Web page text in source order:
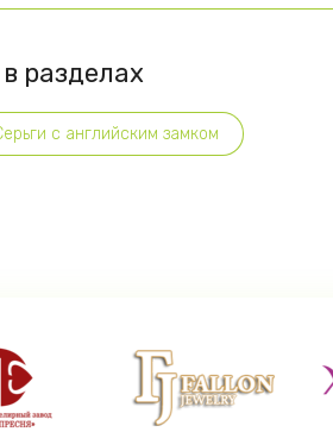
разделах
с английским замком